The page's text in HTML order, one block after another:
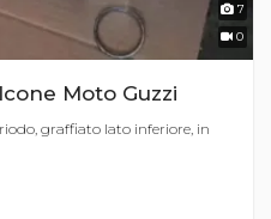
7
0
Moto Guzzi
graffiato lato inferiore, in